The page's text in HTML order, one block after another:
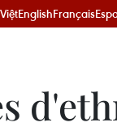
EnglishFrançais